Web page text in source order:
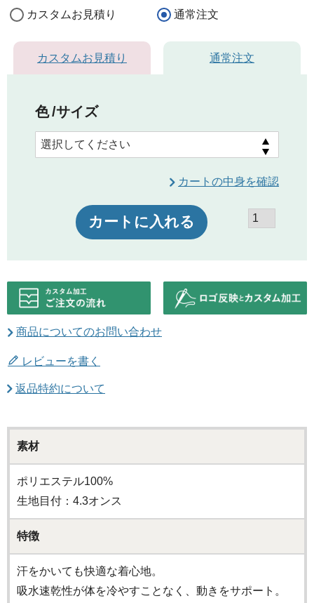
カスタムお見積り
通常注文
カスタムお見積り 通常注文
色 サイズ
カートの中身を確認
カートに入れる
商品についてのお問い合わせ
レビューを書く
返品特約について
素材
ポリエステル100%
生地目付：4.3オンス
特徴
汗をかいても快適な着心地。
吸水速乾性が体を冷やすことなく、動きをサポート。